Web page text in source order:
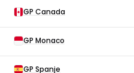
GP Canada
GP Monaco
GP Spanje